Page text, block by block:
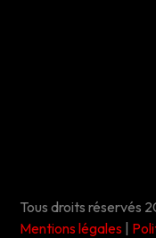
Tous droits réservés
Mentions légales |